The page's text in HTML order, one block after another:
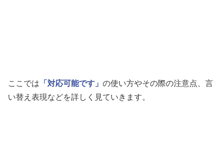
ここでは 「対応可能です」 の使い方やその際の注意点、言
い替え表現などを詳しく見ていきます。